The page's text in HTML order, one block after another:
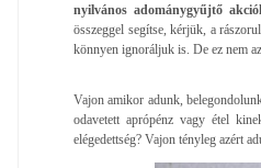
nyilvános adománygyűjtő
összeggel segítse, kérjük, a
könnyen ignoráljuk is. De ez nem
Vajon amikor adunk,
odavetett aprópénz vagy étel
elégedettség? Vajon tényleg azért